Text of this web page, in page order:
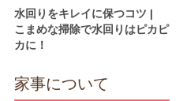
水回りをキレイに保つコツ |
こまめな掃除で水回りはピカピ
カに！
家事について